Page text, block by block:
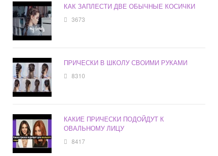
КАК ЗАПЛЕСТИ ДВЕ ОБЫЧНЫЕ КОСИЧКИ
3673
ПРИЧЕСКИ В ШКОЛУ СВОИМИ РУКАМИ
8310
КАКИЕ ПРИЧЕСКИ ПОДОЙДУТ К
ОВАЛЬНОМУ ЛИЦУ
8417